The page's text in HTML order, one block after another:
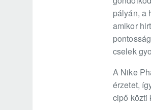
pályán, a
amikor
cselek
A Nike
érzetet,
cipő közti